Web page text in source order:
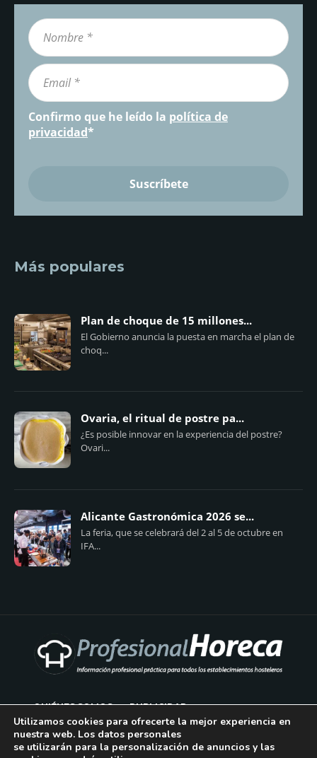
Confirmo que he leído la política de
privacidad*
Más populares
Plan de choque de 15 millones...
El Gobierno anuncia la puesta en marcha el plan de
choq...
Ovaria, el ritual de postre pa...
¿Es posible innovar en la experiencia del postre?
Ovari...
Alicante Gastronómica 2026 se...
La feria, que se celebrará del 2 al 5 de octubre en
IFA...
QUIÉNES SOMOS PUBLICIDAD
AVISO LEGAL
Utilizamos cookies para ofrecerte la mejor experiencia en
nuestra web. Los datos personales
se utilizarán para la personalización de anuncios y las